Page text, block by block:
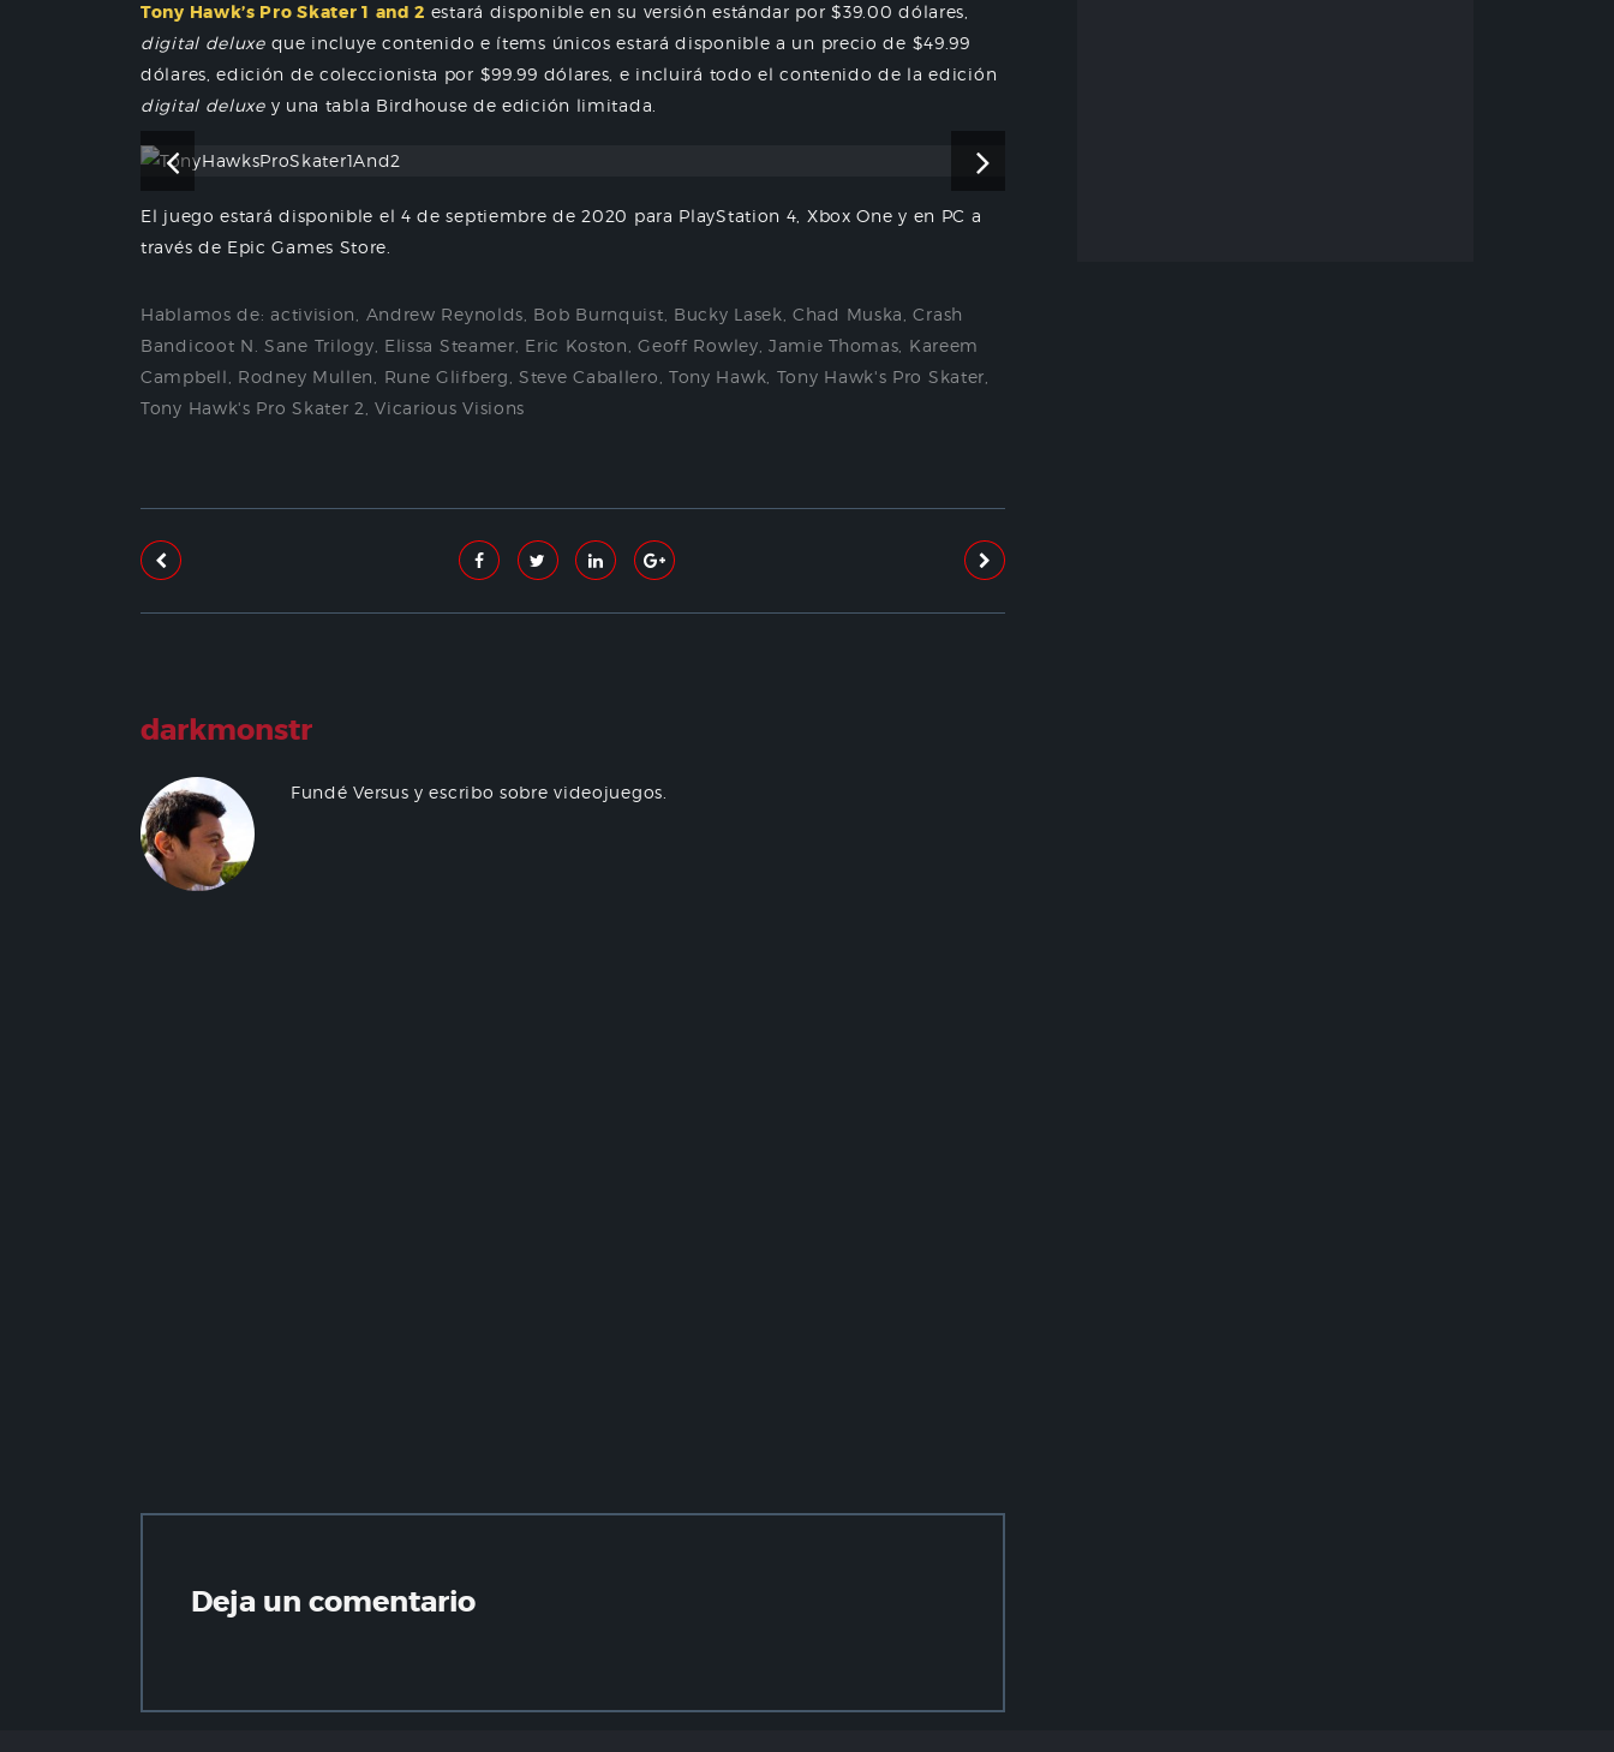
Tony Hawk’s Pro Skater 1 and 2 estará disponible en su versión estándar por $39.00 dólares,
digital deluxeque incluye contenido e ítems únicos estará disponible a un precio de $49.99
dólares, edición de coleccionista por $99.99 dólares, e incluirá todo el contenido de la edición
digital deluxey una tabla Birdhouse de edición limitada.
El juego estará disponible el 4 de septiembre de 2020 para PlayStation 4, Xbox One y en PC a
través de Epic Games Store.
Hablamos de:activision Andrew Reynolds Bob Burnquist Bucky Lasek ,Chad Muska ,Crash
Bandicoot N. Sane Trilogy Elissa Steamer Eric Koston ,Geoff Rowley ,Jamie Thomas Kareem
Campbell
Rodney Mullen Rune Glifberg ,Steve Caballero Tony Hawk Tony Hawk's Pro Skater
Tony Hawk's Pro Skater 2 ,Vicarious Visions
darkmonstr
Fundé Versus y escribo sobre videojuegos.
Deja un comentario